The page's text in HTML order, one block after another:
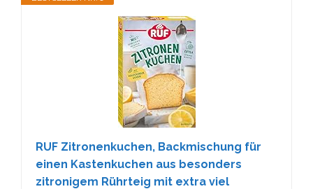
RUF Zitronenkuchen, Backmischung für
einen Kastenkuchen aus besonders
zitronigem Rührteig mit extra viel